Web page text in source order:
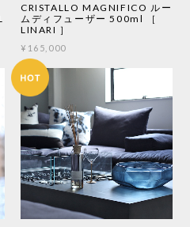
CRISTALLO MAGNIFICO ルー
ムディフューザー 500ml ［
LINARI ］
¥165,000